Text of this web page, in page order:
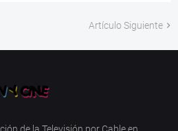
Artículo Siguiente